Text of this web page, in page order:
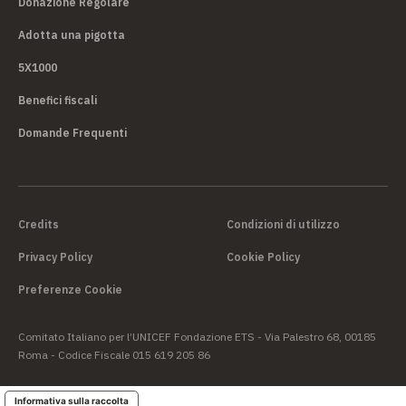
Adotta una pigotta
5X1000
Benefici fiscali
Domande Frequenti
Credits Condizioni di utilizzo
Privacy Policy Cookie Policy
Preferenze Cookie
Comitato Italiano per l’UNICEF Fondazione ETS - Via Palestro 68, 00185
Roma - Codice Fiscale 015 619 205 86
Informativa sulla raccolta